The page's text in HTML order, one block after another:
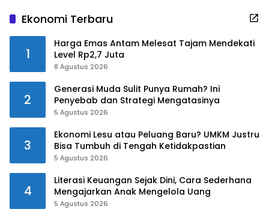
Ekonomi Terbaru
1
Harga Emas Antam Melesat Tajam Mendekati
Level Rp2,7 Juta
8 Agustus 2026
2
Generasi Muda Sulit Punya Rumah? Ini
Penyebab dan Strategi Mengatasinya
5 Agustus 2026
3
Ekonomi Lesu atau Peluang Baru? UMKM Justru
Bisa Tumbuh di Tengah Ketidakpastian
5 Agustus 2026
4
Literasi Keuangan Sejak Dini, Cara Sederhana
Mengajarkan Anak Mengelola Uang
5 Agustus 2026